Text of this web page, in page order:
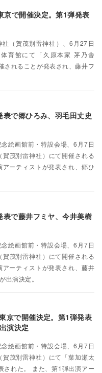
京で開催決定。第1弾発表
（賀茂別雷神社）、6月27日
育館にて「久原本家 茅乃舎
れることが発表され、藤井フ
表で郷ひろみ、羽毛田丈史
絵画館前・特設会場、6月7日
賀茂別雷神社）にて開催される
ーティストが発表され、郷ひ
表で藤井フミヤ、今井美樹
絵画館前・特設会場、6月7日
賀茂別雷神社）にて開催される
アーティストが発表され、藤井
出演決定。
京で開催決定。第1弾発表
演決定
絵画館前・特設会場、6月7日
賀茂別雷神社）にて「葉加瀬太
された。 また、第1弾出演アー